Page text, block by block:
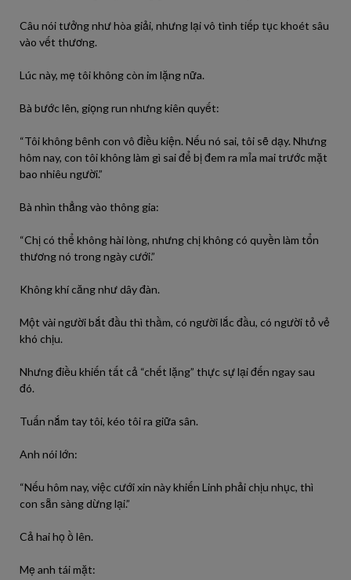
Câu nói tưởng như hòa giải, nhưng lại vô tình tiếp tục khoét sâu
vào vết thương.
Lúc này, mẹ tôi không còn im lặng nữa.
Bà bước lên, giọng run nhưng kiên quyết:
“Tôi không bênh con vô điều kiện. Nếu nó sai, tôi sẽ dạy. Nhưng
hôm nay, con tôi không làm gì sai để bị đem ra mỉa mai trước mặt
bao nhiêu người.”
Bà nhìn thẳng vào thông gia:
“Chị có thể không hài lòng, nhưng chị không có quyền làm tổn
thương nó trong ngày cưới.”
Không khí căng như dây đàn.
Một vài người bắt đầu thì thầm, có người lắc đầu, có người tỏ vẻ
khó chịu.
Nhưng điều khiến tất cả “chết lặng” thực sự lại đến ngay sau
đó.
Tuấn nắm tay tôi, kéo tôi ra giữa sân.
Anh nói lớn:
“Nếu hôm nay, việc cưới xin này khiến Linh phải chịu nhục, thì
con sẵn sàng dừng lại.”
Cả hai họ ồ lên.
Mẹ anh tái mặt: